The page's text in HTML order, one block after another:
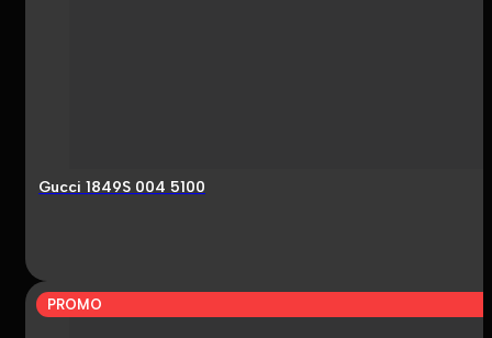
Gucci 1849S 004 5100
PROMO